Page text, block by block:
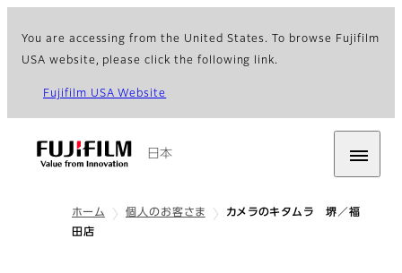
You are accessing from the United States. To browse Fujifilm
USA website, please click the following link.
Fujifilm USA Website
日本
ホーム 個人のお客さま
カメラのキタムラ 堺／福
田店